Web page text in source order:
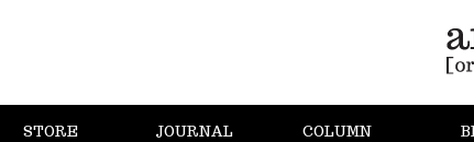
STORE JOURNAL COLUMN